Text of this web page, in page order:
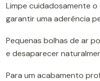
Limpe cuidadosamente
garantir uma aderência
Pequenas bolhas de ar
e desaparecer
Para um acabamento